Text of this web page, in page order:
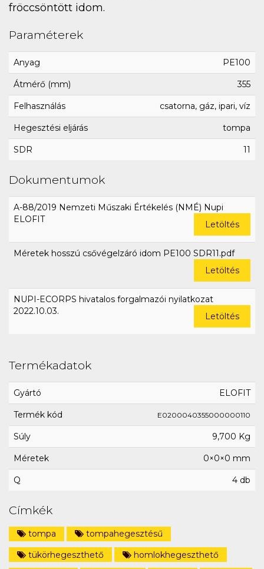
fröccsöntött idom.
Paraméterek
Anyag PE100
Átmérő (mm) 355
Felhasználás csatorna, gáz, ipari, víz
Hegesztési eljárás tompa
SDR 11
Dokumentumok
A-88/2019 Nemzeti Műszaki Értékelés (NMÉ) Nupi
ELOFIT
Letöltés
Méretek hosszú csővégelzáró idom PE100 SDR11.pdf
Letöltés
NUPI-ECORPS hivatalos forgalmazói nyilatkozat
2022.10.03.
Letöltés
Termékadatok
Gyártó ELOFIT
Termék kód E0200040355000000110
Súly 9,700 Kg
Méretek 0×0×0 mm
Q 4 db
Címkék
tompa
tompahegesztésű
tükörhegeszthető
homlokhegeszthető